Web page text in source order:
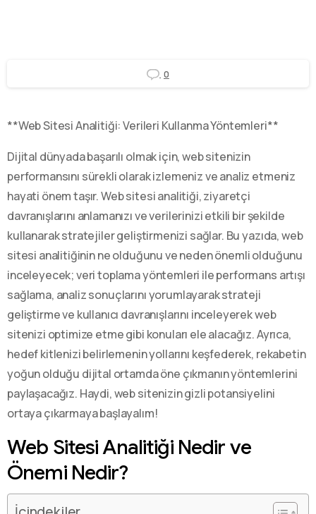
0
**Web Sitesi Analitiği: Verileri Kullanma Yöntemleri**
Dijital dünyada başarılı olmak için, web sitenizin
performansını sürekli olarak izlemeniz ve analiz etmeniz
hayati önem taşır. Web sitesi analitiği, ziyaretçi
davranışlarını anlamanızı ve verilerinizi etkili bir şekilde
kullanarak stratejiler geliştirmenizi sağlar. Bu yazıda, web
sitesi analitiğinin ne olduğunu ve neden önemli olduğunu
inceleyecek; veri toplama yöntemleri ile performans artışı
sağlama, analiz sonuçlarını yorumlayarak strateji
geliştirme ve kullanıcı davranışlarını inceleyerek web
sitenizi optimize etme gibi konuları ele alacağız. Ayrıca,
hedef kitlenizi belirlemenin yollarını keşfederek, rekabetin
yoğun olduğu dijital ortamda öne çıkmanın yöntemlerini
paylaşacağız. Haydi, web sitenizin gizli potansiyelini
ortaya çıkarmaya başlayalım!
Web Sitesi Analitiği Nedir ve
Önemi Nedir?